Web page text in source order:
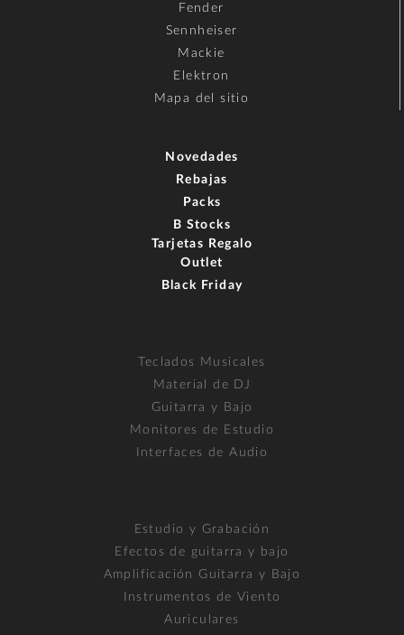
Fender
Sennheiser
Mackie
Elektron
Mapa del sitio
Novedades
Rebajas
Packs
B Stocks
Tarjetas Regalo
Outlet
Black Friday
Teclados Musicales
Material de DJ
Guitarra y Bajo
Monitores de Estudio
Interfaces de Audio
Estudio y Grabación
Efectos de guitarra y bajo
Amplificación Guitarra y Bajo
Instrumentos de Viento
Auriculares